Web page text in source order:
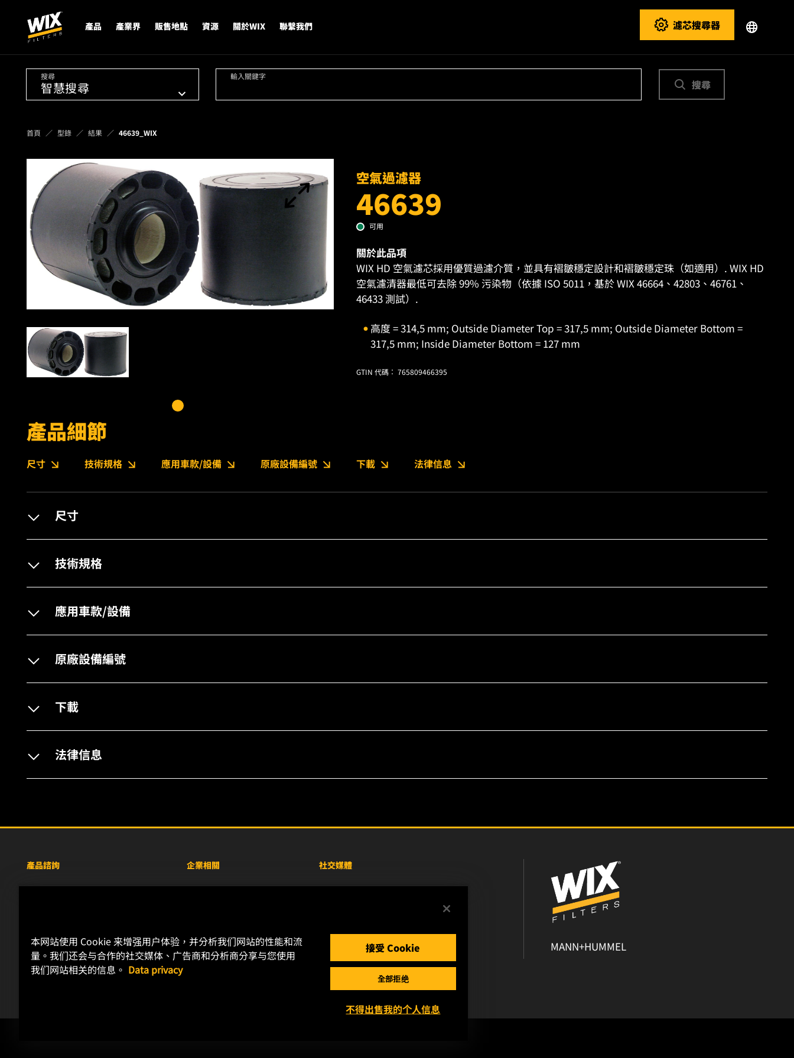
產品 產業界 販售地點 資源 關於WIX 聯繫我們 濾芯搜尋器
搜尋 輸入關鍵字
搜尋
首頁 型錄 結果 46639_WIX
空氣過濾器
46639
可用
關於此品項
WIX HD 空氣濾芯採用優質過濾介質，並具有褶皺穩定設計和褶皺穩定珠（如適用）. WIX HD
空氣濾清器最低可去除 99% 污染物（依據 ISO 5011，基於 WIX 46664、42803、46761、
46433 測試）.
高度 = 314,5 mm; Outside Diameter Top = 317,5 mm; Outside Diameter Bottom =
317,5 mm; Inside Diameter Bottom = 127 mm
GTIN 代碼： 765809466395
產品細節
尺寸 技術規格 應用車款/設備 原廠設備編號 下載 法律信息
尺寸
技術規格
應用車款/設備
原廠設備編號
下載
法律信息
產品諮詢
賽車產品
企業相關
職涯發展
隱私政策
社交媒體
YouTube
MANN+HUMMEL
本网站使用 Cookie 来增强用户体验，并分析我们网站的性能和流
量。我们还会与合作的社交媒体、广告商和分析商分享与您使用
我们网站相关的信息。 Data privacy
接受 Cookie
全部拒绝
不得出售我的个人信息